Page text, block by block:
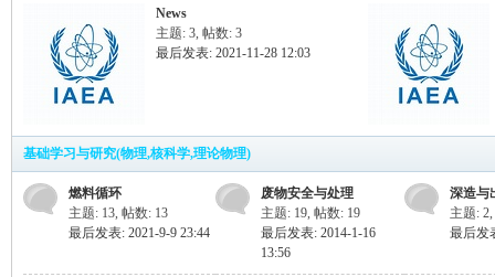
News
主题: 3, 帖数: 3
最后发表: 2021-11-28 12:03
基础学习与研究(物理,核科学,理论物理)
燃料循环
主题: 13, 帖数: 13
最后发表: 2021-9-9 23:44
废物安全与处理
主题: 19, 帖数: 19
最后发表: 2014-1-16
13:56
深造与
主题: 2,
最后发